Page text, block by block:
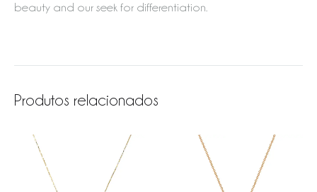
beauty and our seek for differentiation.
Produtos relacionados